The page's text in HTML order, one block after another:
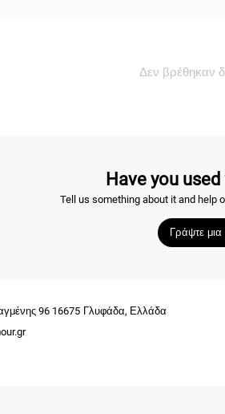
Δεν βρέθηκαν
Have you
Tell us something about it and help
Γράψτε μια
96 16675 Γλυφάδα, Ελλάδα